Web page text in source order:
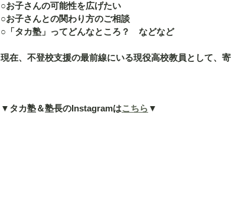
○お子さんの可能性を広げたい
○お子さんとの関わり方のご相談
○「タカ塾」ってどんなところ？　などなど
現在、不登校支援の最前線にいる現役高校教員として、
▼タカ塾＆塾長のInstagramはこちら ▼